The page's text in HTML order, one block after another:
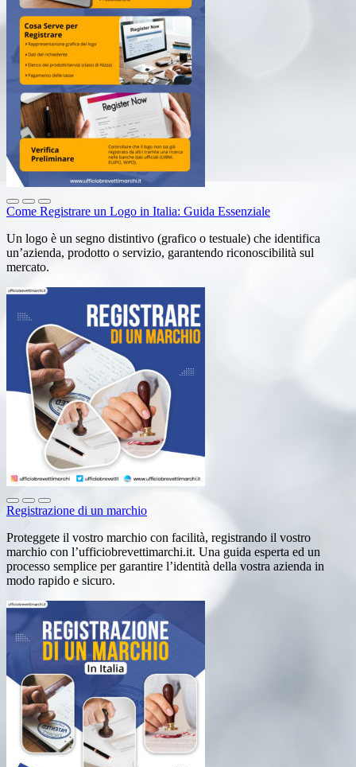
Come Registrare un Logo in Italia: Guida Essenziale
Un logo è un segno distintivo (grafico o testuale) che identifica
un’azienda, prodotto o servizio, garantendo riconoscibilità sul
mercato.
Registrazione di un marchio
Proteggete il vostro marchio con facilità, registrando il vostro
marchio con l’ufficiobrevettimarchi.it. Una guida esperta ed un
processo semplice per garantire l’identità della vostra azienda in
modo rapido e sicuro.